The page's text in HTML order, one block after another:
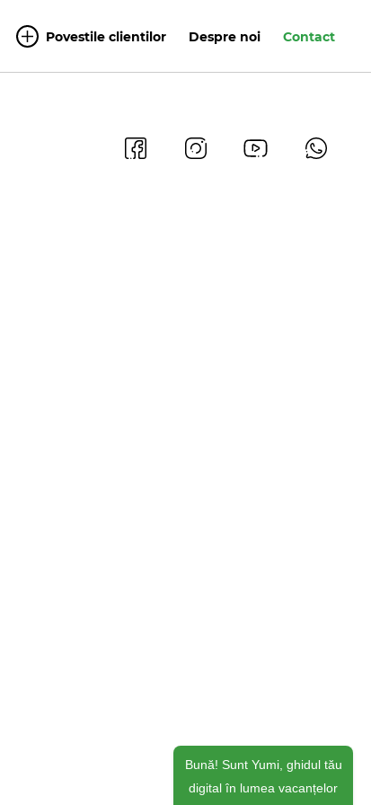
Povestile clientilor Despre noi Contact
Bună! Sunt Yumi, ghidul tău
digital în lumea vacanțelor